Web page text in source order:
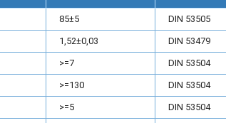
85±5 DIN 53505
1,52±0,03 DIN 53479
>=7 DIN 53504
>=130 DIN 53504
>=5 DIN 53504